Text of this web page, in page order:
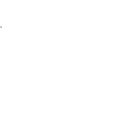
.